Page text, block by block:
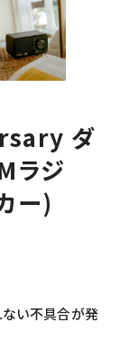
ダ
ラジ
ー)
い不具合が発